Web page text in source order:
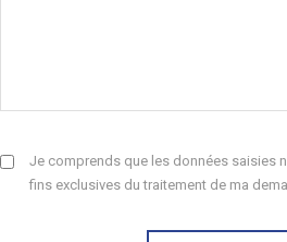
Je comprends que les données saisies
fins exclusives du traitement de ma